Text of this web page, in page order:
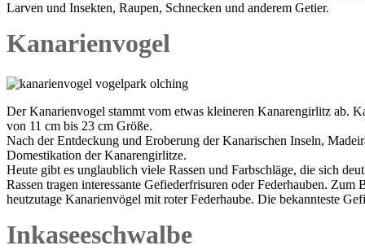
Larven und Insekten, Raupen, Schnecken und anderem Getier.
Kanarienvogel
Der Kanarienvogel stammt vom etwas kleineren Kanarengirlitz ab.
von 11 cm bis 23 cm Größe.
Nach der Entdeckung und Eroberung der Kanarischen Inseln,
Domestikation der Kanarengirlitze.
Heute gibt es unglaublich viele Rassen und Farbschläge, die sich
Rassen tragen interessante Gefiederfrisuren oder Federhauben.
heutzutage Kanarienvögel mit roter Federhaube. Die bekannteste
Inkaseeschwalbe